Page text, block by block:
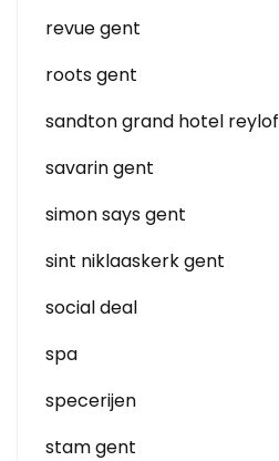
revue gent
roots gent
sandton grand hotel reylof
savarin gent
simon says gent
sint niklaaskerk gent
social deal
spa
specerijen
stam gent